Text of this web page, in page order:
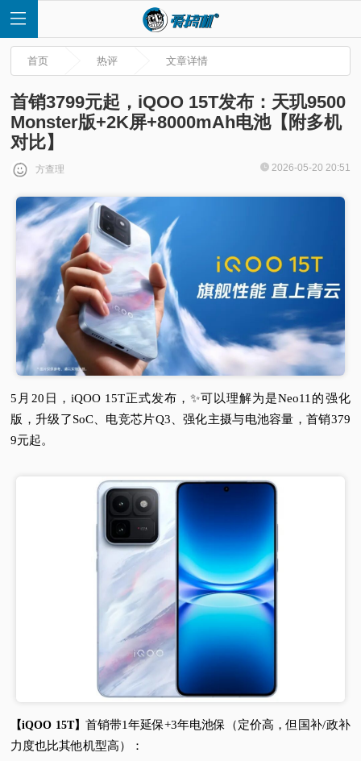
首
快
评
频
首页 热评 文章详情
首销3799元起，iQOO 15T发布：天玑9500
Monster版+2K屏+8000mAh电池【附多机
对比】
方查理 2026-05-20 20:51
5月20日，iQOO 15T正式发布，✨可以理解为是Neo11的强化
版，升级了SoC、电竞芯片Q3、强化主摄与电池容量，首销379
9元起。
【iQOO 15T】 首销带1年延保+3年电池保（定价高，但国补/政补
力度也比其他机型高）：